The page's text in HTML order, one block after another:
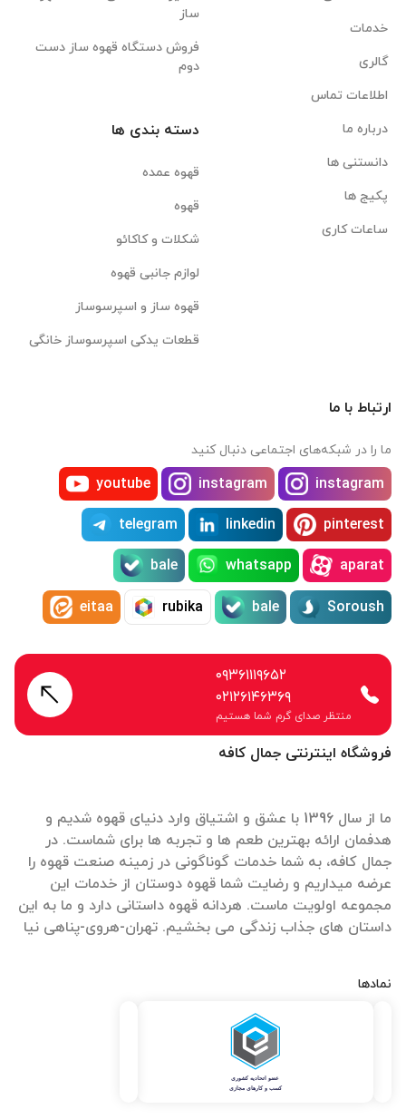
فروشگاه اینترنتی جمال کافه
ما از سال 1396 با عشق و اشتیاق وارد دنیای قهوه شدیم و
هدفمان ارائه بهترین طعم ها و تجربه ها برای شماست. در
جمال کافه، به شما خدمات گوناگونی در زمینه صنعت قهوه را
عرضه میداریم و رضایت شما قهوه دوستان از خدمات این
مجموعه اولویت ماست. هردانه قهوه داستانی دارد و ما به این
داستان های جذاب زندگی می بخشیم. تهران-هروی-پناهی نیا
نمادها
خدمات
گالری
اطلاعات تماس
درباره ما
دانستنی ها
پکیج ها
ساعات کاری
ساز
فروش دستگاه قهوه ساز دست
دوم
دسته بندی ها
قهوه عمده
قهوه
شکلات و کاکائو
لوازم جانبی قهوه
قهوه ساز و اسپرسوساز
قطعات یدکی اسپرسوساز خانگی
ارتباط با ما
ما را در شبکه‌های اجتماعی دنبال کنید
instagram
instagram
youtube
pinterest
linkedin
telegram
aparat
whatsapp
bale
Soroush
bale
rubika
eitaa
۰۹۳۶۱۱۱۹۶۵۲
۰۲۱۲۶۱۴۶۳۶۹
منتظر صدای گرم شما هستیم